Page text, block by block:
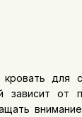
для
зависит от